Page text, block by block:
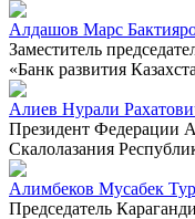
Алдашов Марс
Заместитель
«Банк развития
Алиев Нурали
Президент Федерации
Скалолазания
Алимбеков Мусабек
Председатель